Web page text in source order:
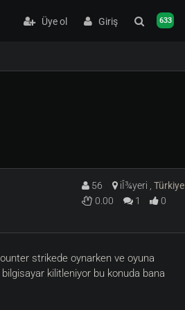
Üye ol Giriş 633
56 iÎ¾yeri , Türkiye
0.00
1 0
strikede oynarken ve oyuna
kilitleniyor bu konuda bana